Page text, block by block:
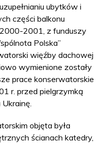
ubytków i
części balkonu
2001, z funduszy
Polska”
więźby dachowej
wymienione zostały
prace konserwatorskie
r. przed pielgrzymką
objęta była
ścianach katedry,